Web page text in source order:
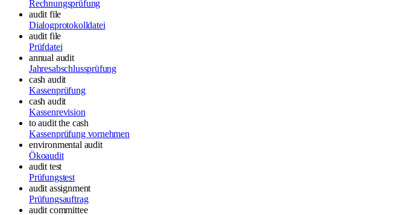
Rechnungsprüfung
audit file
Dialogprotokolldatei
audit file
Prüfdatei
annual audit
Jahresabschlussprüfung
cash audit
Kassenprüfung
cash audit
Kassenrevision
to audit the cash
Kassenprüfung vornehmen
environmental audit
Ökoaudit
audit test
Prüfungstest
audit assignment
Prüfungsauftrag
audit committee